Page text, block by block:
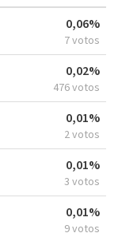
0,06%
7 votos
0,02%
476 votos
0,01%
2 votos
0,01%
3 votos
0,01%
9 votos